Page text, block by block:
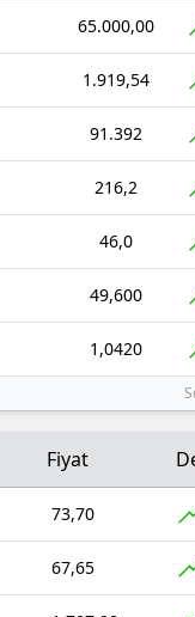
Şanlıurfa
Uşak
Yozgat
Aksaray
Karaman
Kırıkkale
Batman
65.000,00
1.919,54
91.392
216,2
46,0
49,600
1,0420
Fiyat
73,70
67,65